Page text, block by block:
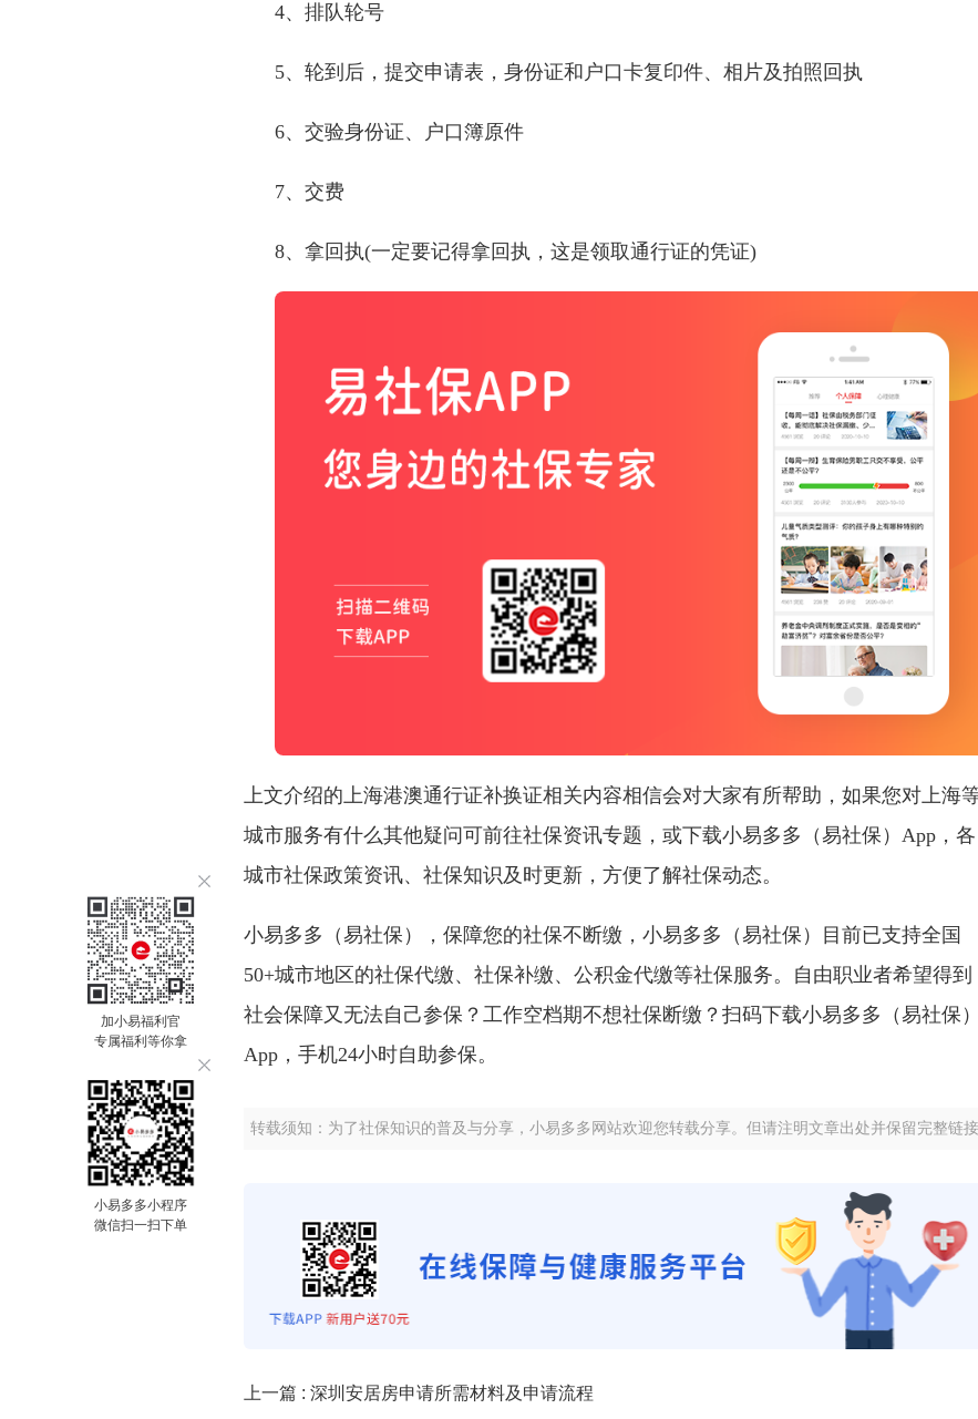
加小易福利官
专属福利等你拿
小易多多小程序
微信扫一扫下单
4、排队轮号
5、轮到后，提交申请表，身份证和户口卡复印件、相片及拍照回执
6、交验身份证、户口簿原件
7、交费
8、拿回执(一定要记得拿回执，这是领取通行证的凭证)
上文介绍的上海港澳通行证补换证相关内容相信会对大家有所帮助，如果您对上海
城市服务有什么其他疑问可前往社保资讯专题，或下载小易多多（易社保）App，各
城市社保政策资讯、社保知识及时更新，方便了解社保动态。
小易多多（易社保），保障您的社保不断缴，小易多多（易社保）目前已支持全国
50+城市地区的社保代缴、社保补缴、公积金代缴等社保服务。自由职业者希望得到
社会保障又无法自己参保？工作空档期不想社保断缴？扫码下载小易多多（易社保）
App，手机24小时自助参保。
转载须知：为了社保知识的普及与分享，小易多多网站欢迎您转载分享。但请注明文章出处并保留完整链接
上一篇 : 深圳安居房申请所需材料及申请流程